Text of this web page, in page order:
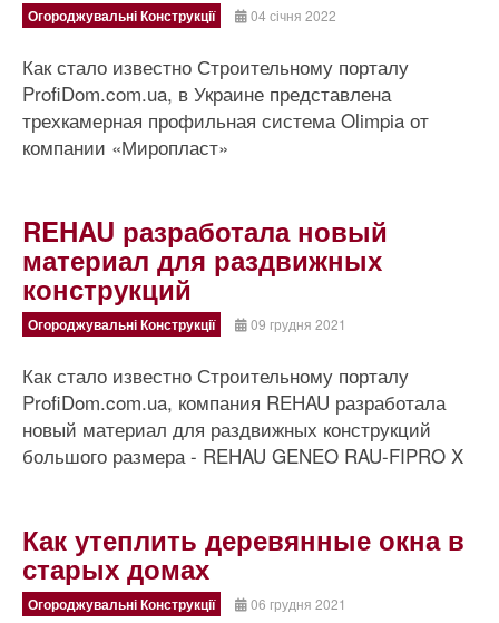
Огороджувальні Конструкції 04 січня 2022
Как стало известно Строительному порталу
ProfiDom.com.ua, в Украине представлена
трехкамерная профильная система Olimpia от
компании «Миропласт»
REHAU разработала новый
материал для раздвижных
конструкций
Огороджувальні Конструкції 09 грудня 2021
Как стало известно Строительному порталу
ProfiDom.com.ua, компания REHAU разработала
новый материал для раздвижных конструкций
большого размера - REHAU GENEO RAU-FIPRO X
Как утеплить деревянные окна в
старых домах
Огороджувальні Конструкції 06 грудня 2021